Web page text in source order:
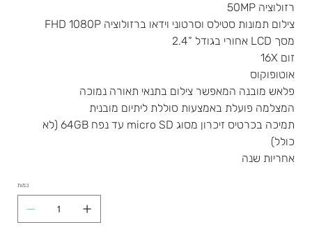
רזולוציה 50MP
צילום תמונות סטילס וסרטוני וידאו ברזולוציה FHD 1080P
מסך LCD אחורי בגודל “2.4
זום 16X
אוטופוקוס
פלאש מובנה המאפשר צילום בתנאי תאורה נמוכה
המצלמה פועלת באמצעות סוללת ליתיום מובנית
תמיכה בכרטיס זיכרון מסוג micro SD עד נפח 64GB (לא
כולל)
אחריות שנה
כמות